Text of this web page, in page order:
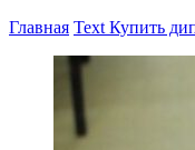
Главная Text Купить